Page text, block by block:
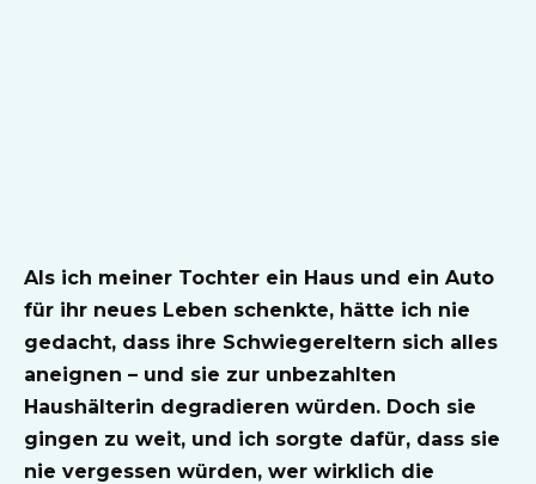
Als ich meiner Tochter ein Haus und ein Auto
für ihr neues Leben schenkte, hätte ich nie
gedacht, dass ihre Schwiegereltern sich alles
aneignen – und sie zur unbezahlten
Haushälterin degradieren würden. Doch sie
gingen zu weit, und ich sorgte dafür, dass sie
nie vergessen würden, wer wirklich die